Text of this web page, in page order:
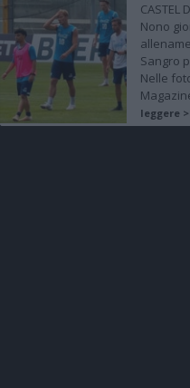
CASTEL
Nono
Sangro
Nelle
leggere